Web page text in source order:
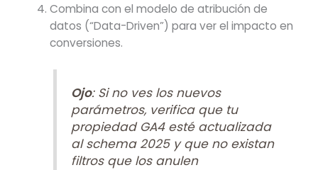
Combina con el modelo de atribución de
datos (“Data-Driven”) para ver el impacto en
conversiones.
Ojo: Si no ves los nuevos
parámetros, verifica que tu
propiedad GA4 esté actualizada
al schema 2025 y que no existan
filtros que los anulen